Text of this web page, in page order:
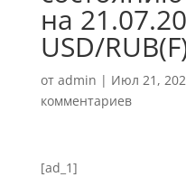
на
USD/
от admin | Июл 21,
комментариев
[ad_1]